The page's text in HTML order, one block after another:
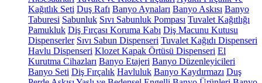
Kağıtlık Seti Duş Rafı Banyo Aynaları Banyo Askısı Banyo
Taburesi Sabunluk Sıvı Sabunluk Pompası Tuvalet Kağıtlığı
Pamukluk Diş Fırçası Koruma Kabı Diş Macunu Kutusu
Dispenserler Sıvı Sabun Dispenseri Tuvalet Kağıdı Dispenseri
Havlu Dispenseri Klozet Kapak Örtüsü Dispenseri El
Kurutma Cihazları Banyo Etajeri Banyo Düzenleyicileri
Banyo Seti Diş Fırçalık Havluluk Banyo Kaydırmazı Duş